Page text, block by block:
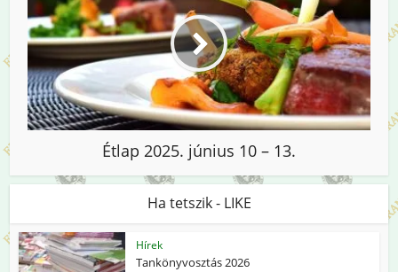
Étlap 2025. június 10 – 13.
Ha tetszik - LIKE
Hírek
Tankönyvosztás 2026